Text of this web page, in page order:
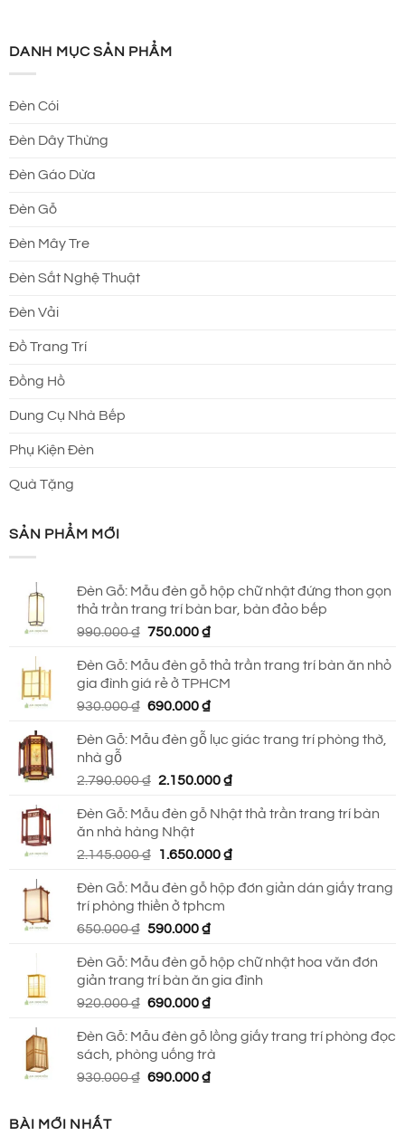
DANH MỤC SẢN PHẨM
Đèn Cói
Đèn Dây Thừng
Đèn Gáo Dừa
Đèn Gỗ
Đèn Mây Tre
Đèn Sắt Nghệ Thuật
Đèn Vải
Đồ Trang Trí
Đồng Hồ
Dung Cụ Nhà Bếp
Phụ Kiện Đèn
Quà Tặng
SẢN PHẨM MỚI
Đèn Gỗ: Mẫu đèn gỗ hộp chữ nhật đứng thon gọn
thả trần trang trí bàn bar, bàn đảo bếp
990.000₫ Giá
là:
990.000 ₫.
750.000₫Giá
tại
là:
750.000 ₫.
Đèn Gỗ: Mẫu đèn gỗ thả trần trang trí bàn ăn nhỏ
gia đình giá rẻ ở TPHCM
930.000₫ Giá
là:
690.000₫Giá
tại
690.000 ₫.
Đèn Gỗ: Mẫu đèn gỗ lục giác trang trí phòng thờ,
nhà gỗ
2.790.000₫ Giá
là:
2.790.000 ₫.
2.150.000₫Giá
tại
2.150.000 ₫.
Đèn Gỗ: Mẫu đèn gỗ Nhật thả trần trang trí bàn
ăn nhà hàng Nhật
2.145.000₫
Giá
là:
2.145.000 ₫.
1.650.000₫Giá
tại
Đèn Gỗ: Mẫu đèn gỗ hộp đơn giản dán giấy trang
trí phòng thiền ở tphcm
650.000₫ Giá
là:
650.000 ₫.
590.000₫Giá
tại
là:
590.000 ₫.
Đèn Gỗ: Mẫu đèn gỗ hộp chữ nhật hoa văn đơn
giản trang trí bàn ăn gia đình
920.000₫ Giá
là:
920.000 ₫.
690.000₫Giá
tại
là:
690.000 ₫.
Đèn Gỗ: Mẫu đèn gỗ lồng giấy trang trí phòng đọc
sách, phòng uống trà
930.000₫ Giá
690.000₫Giá
BÀI MỚI NHẤT